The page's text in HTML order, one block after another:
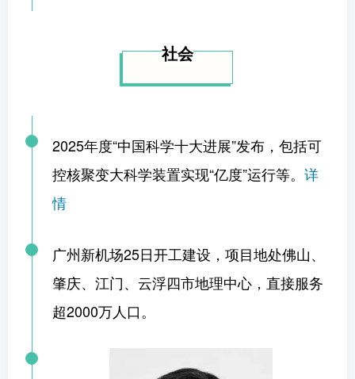
社会
2025年度“中国科学十大进展”发布，包括可
控核聚变大科学装置实现“亿度”运行等。 详
情
广州新机场25日开工建设，项目地处佛山、
肇庆、江门、云浮四市地理中心，直接服务
超2000万人口。